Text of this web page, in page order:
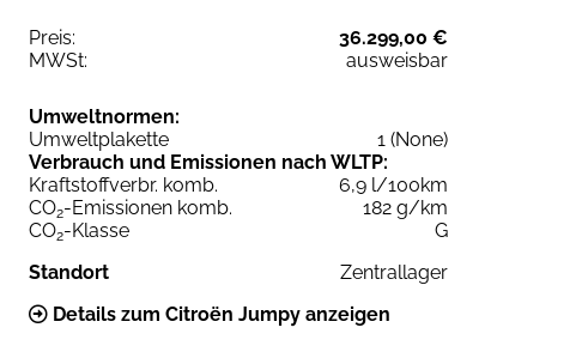
Preis:
36.299,00 €
MWSt:
ausweisbar
Umweltnormen:
Umweltplakette
1 (None)
Verbrauch und Emissionen nach WLTP:
Kraftstoffverbr. komb.
6,9 l/100km
CO2-Emissionen komb.
182 g/km
CO2-Klasse
G
Standort
Zentrallager
Details zum Citroën Jumpy anzeigen